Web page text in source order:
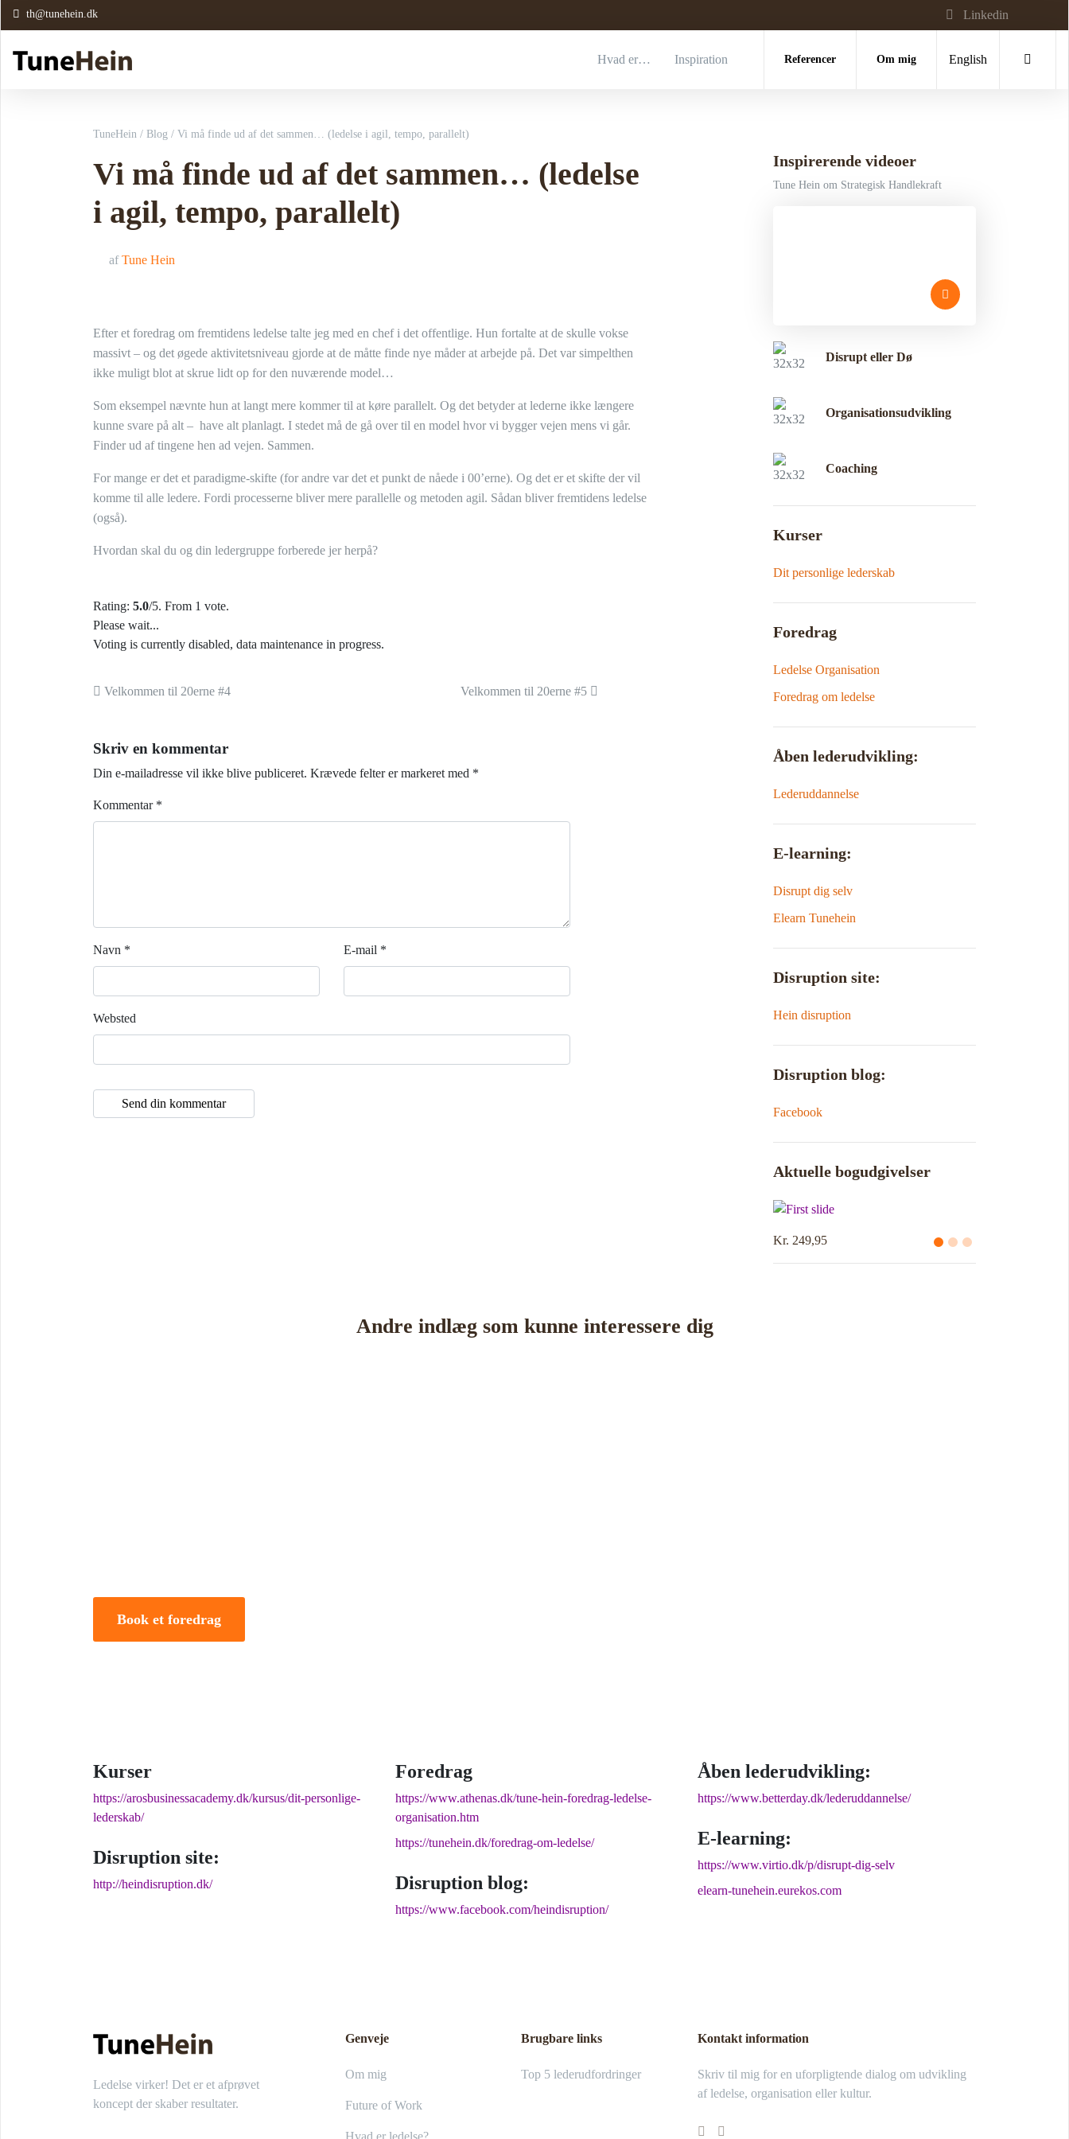
th@tunehein.dk Linkedin
Hvad er… Inspiration Referencer Om mig English
TuneHein / Blog / Vi må finde ud af det sammen… (ledelse i agil, tempo, parallelt)
Vi må finde ud af det sammen… (ledelse
i agil, tempo, parallelt)
af Tune Hein
Efter et foredrag om fremtidens ledelse talte jeg med en chef i det offentlige. Hun fortalte at de skulle vokse
massivt – og det øgede aktivitetsniveau gjorde at de måtte finde nye måder at arbejde på. Det var simpelthen
ikke muligt blot at skrue lidt op for den nuværende model…
Som eksempel nævnte hun at langt mere kommer til at køre parallelt. Og det betyder at lederne ikke længere
kunne svare på alt – have alt planlagt. I stedet må de gå over til en model hvor vi bygger vejen mens vi går.
Finder ud af tingene hen ad vejen. Sammen.
For mange er det et paradigme-skifte (for andre var det et punkt de nåede i 00’erne). Og det er et skifte der vil
komme til alle ledere. Fordi processerne bliver mere parallelle og metoden agil. Sådan bliver fremtidens ledelse
(også).
Hvordan skal du og din ledergruppe forberede jer herpå?
Rating: 5.0/5. From 1 vote.
Please wait...
Voting is currently disabled, data maintenance in progress.
Indlæg navigation
Velkommen til 20erne #4 Velkommen til 20erne #5
Skriv en kommentar
Din e-mailadresse vil ikke blive publiceret. Krævede felter er markeret med *
Kommentar *
Navn * E-mail *
Websted
Inspirerende videoer
Tune Hein om Strategisk Handlekraft
Disrupt eller Dø
Organisationsudvikling
Coaching
Kurser
Dit personlige lederskab
Foredrag
Ledelse Organisation
Foredrag om ledelse
Åben lederudvikling:
Lederuddannelse
E-learning:
Disrupt dig selv
Elearn Tunehein
Disruption site:
Hein disruption
Disruption blog:
Facebook
Aktuelle bogudgivelser
Kr. 249,95
Andre indlæg som kunne interessere dig
Book et foredrag
Kurser
https://arosbusinessacademy.dk/kursus/dit-personlige-
lederskab/
Disruption site:
http://heindisruption.dk/
Foredrag
https://www.athenas.dk/tune-hein-foredrag-ledelse-
organisation.htm
https://tunehein.dk/foredrag-om-ledelse/
Disruption blog:
https://www.facebook.com/heindisruption/
Åben lederudvikling:
https://www.betterday.dk/lederuddannelse/
E-learning:
https://www.virtio.dk/p/disrupt-dig-selv
elearn-tunehein.eurekos.com
Ledelse virker! Det er et afprøvet
koncept der skaber resultater.
Genveje
Om mig
Future of Work
Hvad er ledelse?
Brugbare links
Top 5 lederudfordringer
Kontakt information
Skriv til mig for en uforpligtende dialog om udvikling
af ledelse, organisation eller kultur.